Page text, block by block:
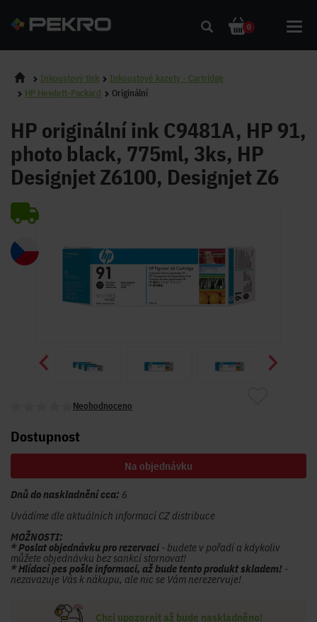
0
Inkoustový tisk
Inkoustové kazety - Cartridge
HP Hewlett-Packard
Originální
HP originální ink C9481A, HP 91,
photo black, 775ml, 3ks, HP
Designjet Z6100, Designjet Z6
Neohodnoceno
Dostupnost
Na objednávku
Dnů do naskladnění cca: 6
Uvádíme dle aktuálních informací CZ distribuce
MOŽNOSTI:
* Poslat objednávku pro rezervaci - budete v pořadí a kdykoliv
můžete objednávku bez sankcí stornovat!
* Hlídací pes pošle informaci, až bude tento produkt skladem! -
nezavazuje Vás k nákupu, ale nic se Vám nerezervuje!
Chci upozornit až bude naskladněno!